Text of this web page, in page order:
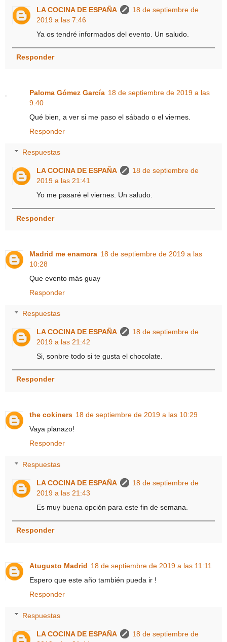
LA COCINA DE ESPAÑA
18 de septiembre de
2019 a las 7:46
Ya os tendré informados del evento. Un saludo.
Responder
Paloma Gómez García 18 de septiembre de 2019 a las
9:40
Qué bien, a ver si me paso el sábado o el viernes.
Responder
Respuestas
LA COCINA DE ESPAÑA
18 de septiembre de
2019 a las 21:41
Yo me pasaré el viernes. Un saludo.
Responder
Madrid me enamora 18 de septiembre de 2019 a las
10:28
Que evento más guay
Responder
Respuestas
LA COCINA DE ESPAÑA
18 de septiembre de
2019 a las 21:42
Si, sonbre todo si te gusta el chocolate.
Responder
the cokiners 18 de septiembre de 2019 a las 10:29
Vaya planazo!
Responder
Respuestas
LA COCINA DE ESPAÑA
18 de septiembre de
2019 a las 21:43
Es muy buena opción para este fin de semana.
Responder
Atugusto Madrid 18 de septiembre de 2019 a las 11:11
Espero que este año también pueda ir !
Responder
Respuestas
LA COCINA DE ESPAÑA
18 de septiembre de